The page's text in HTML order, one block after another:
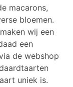
macarons,
bloemen.
wij een
een
de webshop
uniek is.